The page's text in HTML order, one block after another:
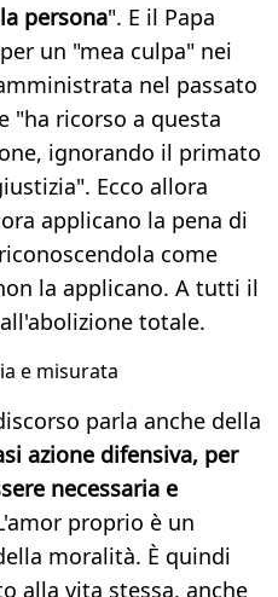
persona". E il Papa
un "mea culpa" nei
nel passato
"ha ricorso a questa
ignorando il primato
Ecco allora
applicano la pena di
come
la applicano. A tutti il
totale.
e misurata
parla anche della
azione difensiva, per
necessaria e
proprio è un
moralità. È quindi
alla vita stessa, anche